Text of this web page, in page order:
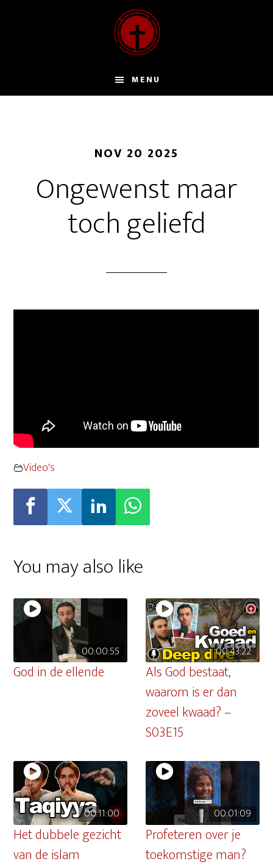
MENU
NOV 20 2025
Ongewenst maar
toch geliefd
Video's
You may also like
00:00:55
God in de ellende
00:43:22
Als God bestaat,
waarom is er dan
zoveel kwaad? –
S03E15
00:11:00
Het dubbele gezicht
van de islam
00:01:09
Profeteren over je
toekomstige man?